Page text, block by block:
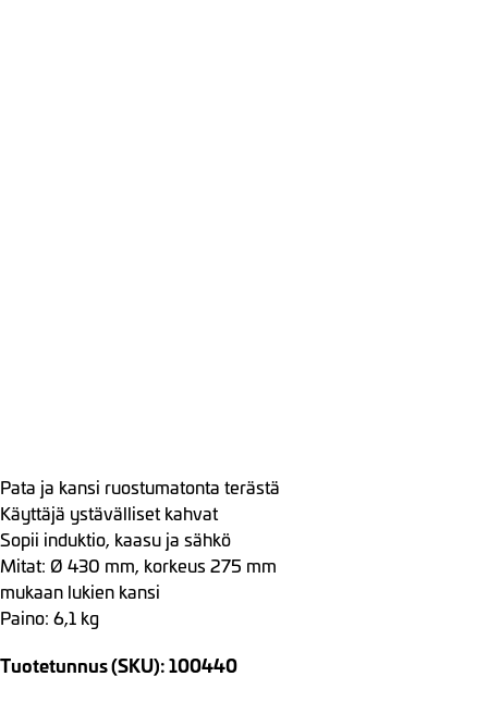
Pata ja kansi ruostumatonta terästä
Käyttäjä ystävälliset kahvat
Sopii induktio, kaasu ja sähkö
Mitat: Ø 430 mm, korkeus 275 mm
mukaan lukien kansi
Paino: 6,1 kg
Tuotetunnus (SKU): 100440